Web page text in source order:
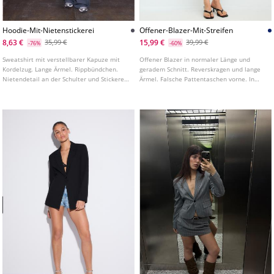
Hoodie-Mit-Nietenstickerei
8,63 €
-76% 35,99 €
Sweatshirt mit verstellbarer Kapuze mit
Kordelzug. Lange Ärmel. Rippbündchen.
Nietendetail an der Schulter und Stickerei
Offener-Blazer-Mit-Streifen
15,99 €
-60% 39,99 €
Offener Blazer in normaler Länge und
geradem Schnitt. Reverskragen und lange
Ärmel. Falsche Pattentaschen vorne. In